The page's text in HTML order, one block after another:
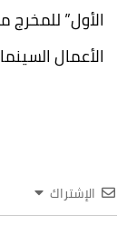
الأول”
الأعمال
الإشتراك